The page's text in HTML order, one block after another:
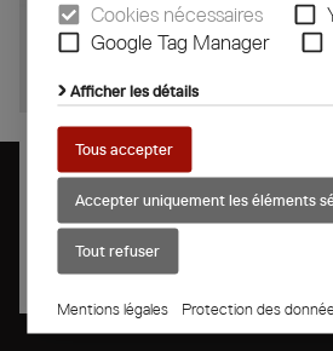
Cookies nécessaires
Google Tag Manager
Afficher les détails
Tous accepter
Accepter uniquement les éléments
Tout refuser
Mentions légales Protection des
Automate de montage
de seuil